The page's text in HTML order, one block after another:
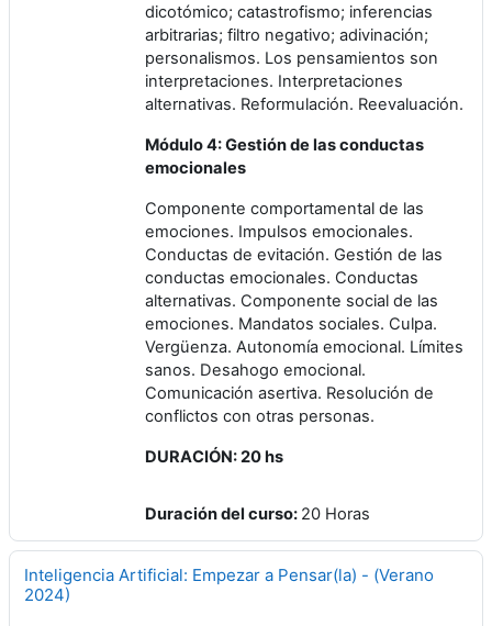
dicotómico; catastrofismo; inferencias
arbitrarias; filtro negativo; adivinación;
personalismos. Los pensamientos son
interpretaciones. Interpretaciones
alternativas. Reformulación. Reevaluación.
Módulo 4: Gestión de las conductas
emocionales
Componente comportamental de las
emociones. Impulsos emocionales.
Conductas de evitación. Gestión de las
conductas emocionales. Conductas
alternativas. Componente social de las
emociones. Mandatos sociales. Culpa.
Vergüenza. Autonomía emocional. Límites
sanos. Desahogo emocional.
Comunicación asertiva. Resolución de
conflictos con otras personas.
DURACIÓN: 20 hs
Duración del curso: 20 Horas
Inteligencia Artificial: Empezar a Pensar(la) - (Verano
2024)